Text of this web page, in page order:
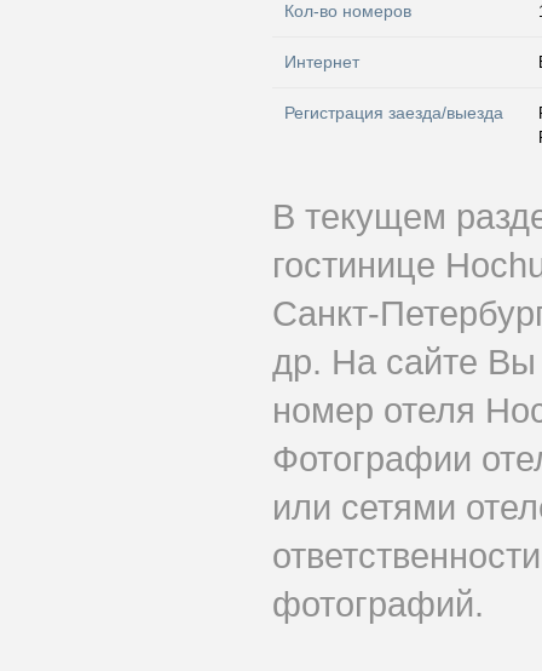
Кол-во номеров
Интернет
Регистрация заезда/выезда
В текущем
гостинице
Санкт-
др. На сайте Вы
номер отеля
Фотографии
или сетями
фотографий.